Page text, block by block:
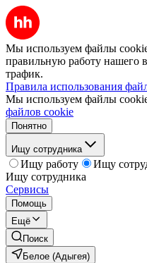
Мы используем файлы
правильную работу нашего
трафик.
Правила использования
Мы используем файлы
файлов cookie
Понятно
Ищу сотрудника
Ищу работу
Ищу
Ищу сотрудника
Сервисы
Помощь
Ещё
Поиск
Белое (Адыгея)